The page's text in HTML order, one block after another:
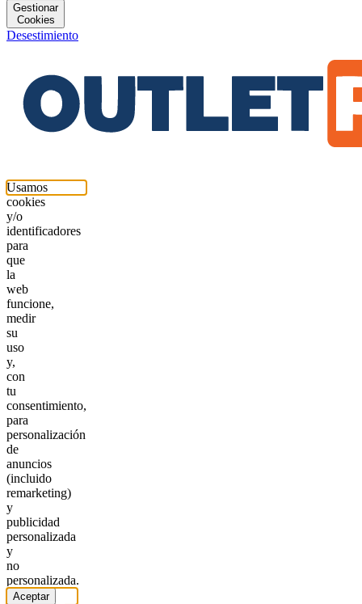
Gestionar
Cookies
Desestimiento
Usamos
cookies
y/o
identificadores
para
que
la
web
funcione,
medir
su
uso
y,
con
tu
consentimiento,
para
personalización
de
anuncios
(incluido
remarketing)
y
publicidad
personalizada
y
no
personalizada.
Aceptar